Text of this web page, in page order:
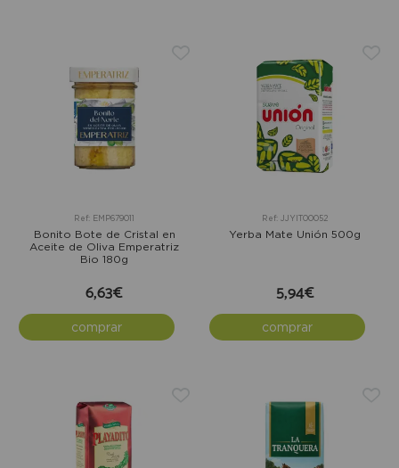
Ref: EMP679011
Bonito Bote de Cristal en
Aceite de Oliva Emperatriz
Bio 180g
6,63€
comprar
Ref: JJYIT00052
Yerba Mate Unión 500g
5,94€
comprar